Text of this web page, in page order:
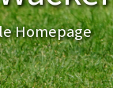
Homepage